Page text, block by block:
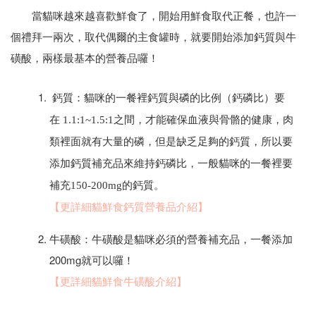
當貓咪越來越喜歡鮮食了，開始用鮮食取代正餐，也許一
個禮拜一兩次，取代偶爾的主食罐時，就要開始添加鈣質與牛
磺酸，兩樣最基本的營養品囉！
鈣質：貓咪的一餐裡鈣質與磷的比例（鈣磷比）要
在 1.1:1~1.5:1之間，才能確保血液與骨骼的健康，肉
類裡面就有大量的磷，但是缺乏足夠的鈣質，所以要
添加鈣質補充品來維持鈣磷比，一般貓咪的一餐裡要
補充150-200mg的鈣質。
【更詳細貓鮮食鈣質營養品介紹】
牛磺酸：牛磺酸是貓咪必須的營養補充品，一餐添加
200mg就可以囉！
【更詳細貓鮮食牛磺酸介紹】